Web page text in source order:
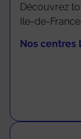
Découvrez
Ile-de-France.
Nos centres